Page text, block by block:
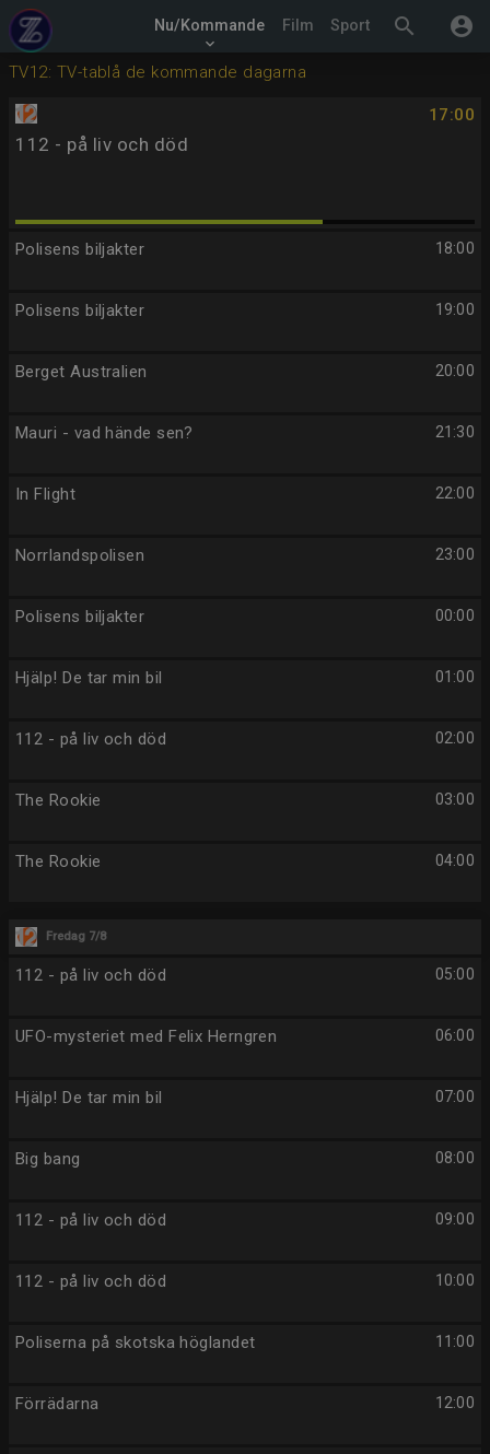
search account_circle
Nu/Kommande
keyboard_arrow_down
Film Sport
TV12: TV-tablå de kommande dagarna
17:00
112 - på liv och död
18:00
Polisens biljakter
19:00
Polisens biljakter
20:00
Berget Australien
21:30
Mauri - vad hände sen?
22:00
In Flight
23:00
Norrlandspolisen
00:00
Polisens biljakter
01:00
Hjälp! De tar min bil
02:00
112 - på liv och död
03:00
The Rookie
04:00
The Rookie
Fredag 7/8
05:00
112 - på liv och död
06:00
UFO-mysteriet med Felix Herngren
07:00
Hjälp! De tar min bil
08:00
Big bang
09:00
112 - på liv och död
10:00
112 - på liv och död
11:00
Poliserna på skotska höglandet
12:00
Förrädarna